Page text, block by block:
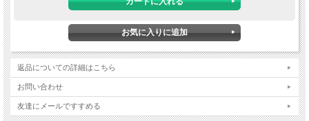
■ 送料無料にて配達 ■
返品についての詳細はこちら
お問い合わせ
友達にメールですすめる